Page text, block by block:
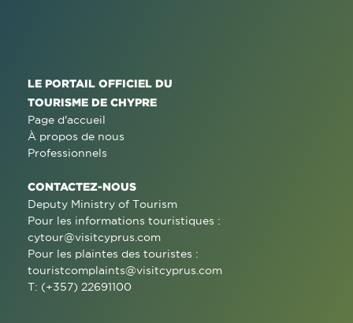
LE PORTAIL OFFICIEL DU
TOURISME DE CHYPRE
Page d'accueil
À propos de nous
Professionnels
CONTACTEZ-NOUS
Deputy Ministry of Tourism
Pour les informations touristiques :
cytour@visitcyprus.com
Pour les plaintes des touristes :
touristcomplaints@visitcyprus.com
T: (+357) 22691100